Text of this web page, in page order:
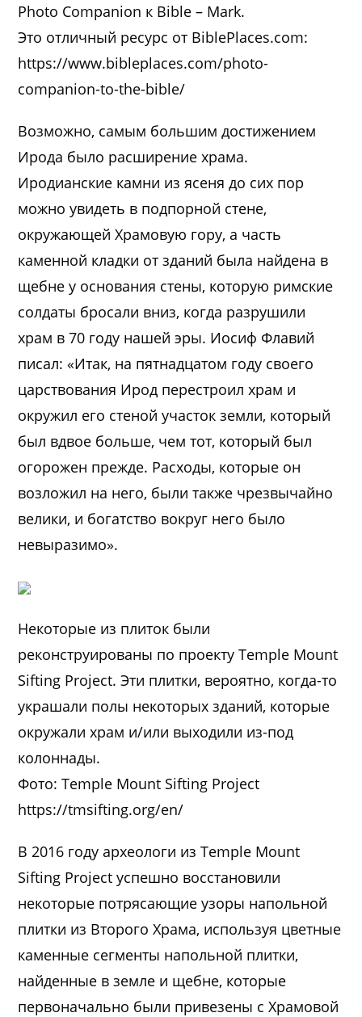
Photo Companion к Bible – Mark.
Это отличный ресурс от BiblePlaces.com:
https://www.bibleplaces.com/photo-
companion-to-the-bible/
Возможно, самым большим достижением
Ирода было расширение храма.
Иродианские камни из ясеня до сих пор
можно увидеть в подпорной стене,
окружающей Храмовую гору, а часть
каменной кладки от зданий была найдена в
щебне у основания стены, которую римские
солдаты бросали вниз, когда разрушили
храм в 70 году нашей эры. Иосиф Флавий
писал: «Итак, на пятнадцатом году своего
царствования Ирод перестроил храм и
окружил его стеной участок земли, который
был вдвое больше, чем тот, который был
огорожен прежде. Расходы, которые он
возложил на него, были также чрезвычайно
велики, и богатство вокруг него было
невыразимо».
Некоторые из плиток были
реконструированы по проекту Temple Mount
Sifting Project. Эти плитки, вероятно, когда-то
украшали полы некоторых зданий, которые
окружали храм и/или выходили из-под
колоннады.
Фото: Temple Mount Sifting Project
https://tmsifting.org/en/
В 2016 году археологи из Temple Mount
Sifting Project успешно восстановили
некоторые потрясающие узоры напольной
плитки из Второго Храма, используя цветные
каменные сегменты напольной плитки,
найденные в земле и щебне, которые
первоначально были привезены с Храмовой